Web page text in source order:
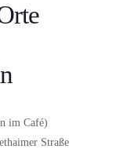
im Café)
Straße